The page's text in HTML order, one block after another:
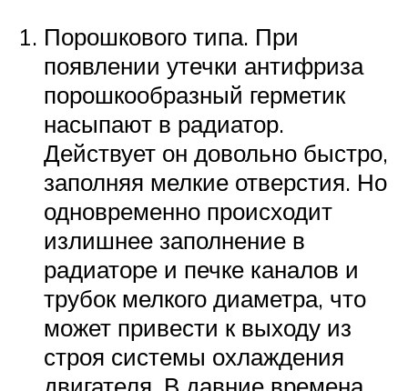
Порошкового типа. При
появлении утечки антифриза
порошкообразный герметик
насыпают в радиатор.
Действует он довольно быстро,
заполняя мелкие отверстия. Но
одновременно происходит
излишнее заполнение в
радиаторе и печке каналов и
трубок мелкого диаметра, что
может привести к выходу из
строя системы охлаждения